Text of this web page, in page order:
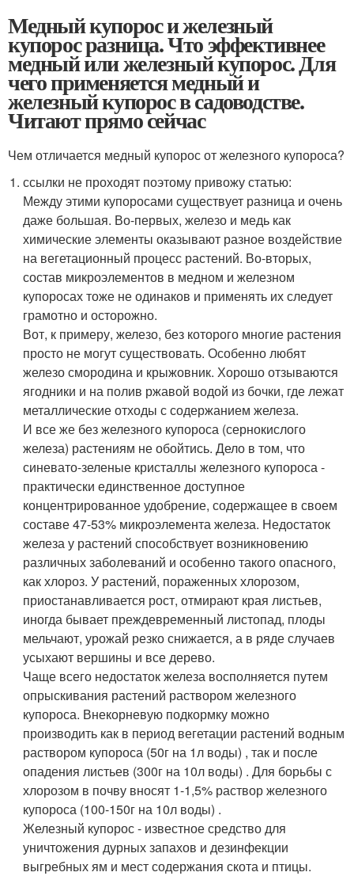
Медный купорос и железный
купорос разница. Что эффективнее
медный или железный купорос. Для
чего применяется медный и
железный купорос в садоводстве.
Читают прямо сейчас
Чем отличается медный купорос от железного купороса?
ссылки не проходят поэтому привожу статью:
Между этими купоросами существует разница и очень
даже большая. Во-первых, железо и медь как
химические элементы оказывают разное воздействие
на вегетационный процесс растений. Во-вторых,
состав микроэлементов в медном и железном
купоросах тоже не одинаков и применять их следует
грамотно и осторожно.
Вот, к примеру, железо, без которого многие растения
просто не могут существовать. Особенно любят
железо смородина и крыжовник. Хорошо отзываются
ягодники и на полив ржавой водой из бочки, где лежат
металлические отходы с содержанием железа.
И все же без железного купороса (сернокислого
железа) растениям не обойтись. Дело в том, что
синевато-зеленые кристаллы железного купороса -
практически единственное доступное
концентрированное удобрение, содержащее в своем
составе 47-53% микроэлемента железа. Недостаток
железа у растений способствует возникновению
различных заболеваний и особенно такого опасного,
как хлороз. У растений, пораженных хлорозом,
приостанавливается рост, отмирают края листьев,
иногда бывает преждевременный листопад, плоды
мельчают, урожай резко снижается, а в ряде случаев
усыхают вершины и все дерево.
Чаще всего недостаток железа восполняется путем
опрыскивания растений раствором железного
купороса. Внекорневую подкормку можно
производить как в период вегетации растений водным
раствором купороса (50г на 1л воды) , так и после
опадения листьев (300г на 10л воды) . Для борьбы с
хлорозом в почву вносят 1-1,5% раствор железного
купороса (100-150г на 10л воды) .
Железный купорос - известное средство для
уничтожения дурных запахов и дезинфекции
выгребных ям и мест содержания скота и птицы.